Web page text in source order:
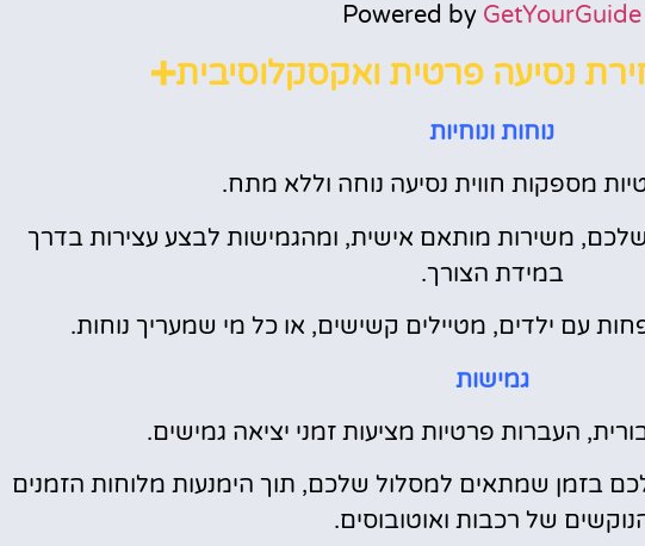
Powered by GetYourGuide
נסיעה פרטית ואקסקלוסיבית➕
נוחות ונוחיות
מספקות חווית נסיעה נוחה וללא מתח.
משירות מותאם אישית, ומהגמישות לבצע עצירות בדרך
במידת הצורך.
עם ילדים, מטיילים קשישים, או כל מי שמעריך נוחות.
גמישות
העברות פרטיות מציעות זמני יציאה גמישים.
בזמן שמתאים למסלול שלכם, תוך הימנעות מלוחות הזמנים
של רכבות ואוטובוסים.